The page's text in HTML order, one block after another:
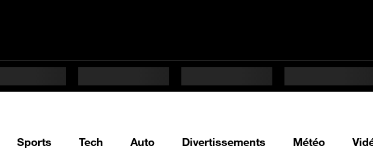
de la catégorie
Sports Tech Auto Divertissements Météo